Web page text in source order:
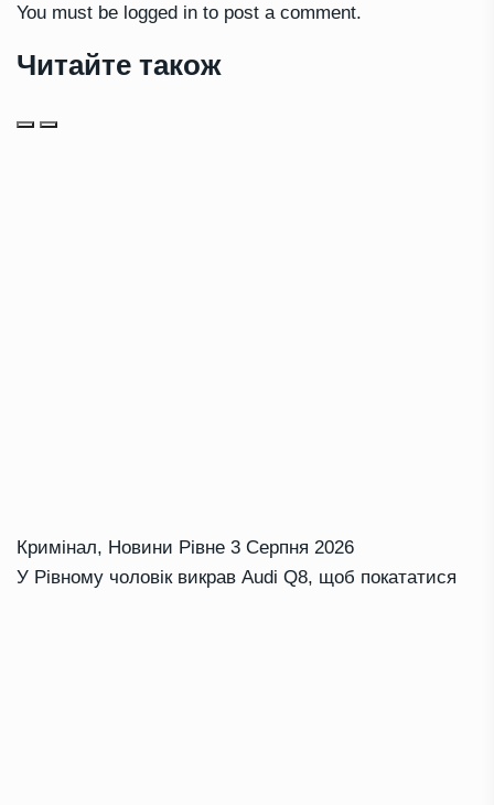
You must be logged in to post a comment.
Читайте також
Кримінал, Новини Рівне 3 Серпня 2026
У Рівному чоловік викрав Audi Q8, щоб покататися